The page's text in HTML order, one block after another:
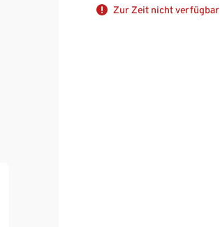
Zur Zeit nicht verfügbar